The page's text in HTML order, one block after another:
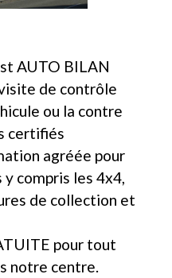
AUTO BILAN
de contrôle
ou la contre
certifiés
agréée pour
compris les 4x4,
de collection et
pour tout
notre centre.